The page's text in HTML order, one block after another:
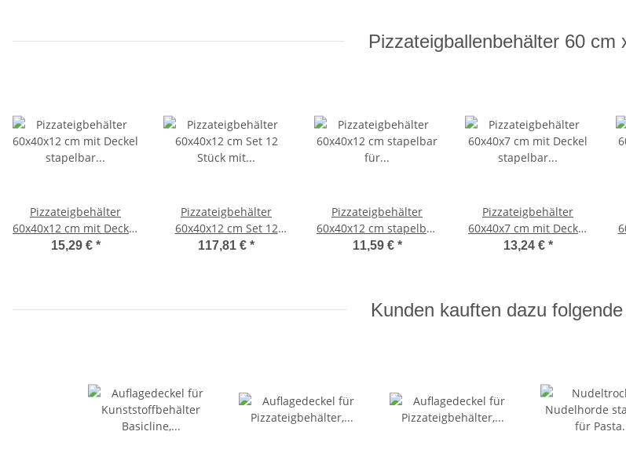
Pizzateigballenbehälter 60 cm
Pizzateigbehälter
60x40x12 cm mit Deckel
stapelbar für Pizzeria
15,29 € *
Pizzateigbehälter
60x40x12 cm Set 12
Stück mit Deckel
117,81 € *
Pizzateigbehälter
60x40x12 cm stapelbar
für Pizzeria und Hobby
11,59 € *
Pizzateigbehälter
60x40x7 cm mit Deckel
stapelbar für Pizzeria
13,24 € *
Kunden kauften dazu